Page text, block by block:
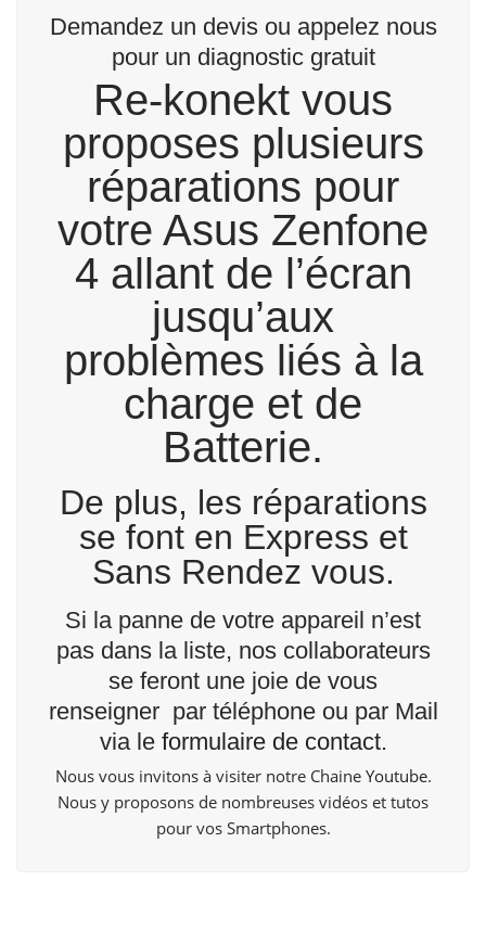
Demandez un devis ou appelez nous
pour un diagnostic gratuit
Re-konekt vous
proposes plusieurs
réparations pour
votre Asus Zenfone
4 allant de l’écran
jusqu’aux
problèmes liés à la
charge et de
Batterie.
De plus, les réparations
se font en Express et
Sans Rendez vous.
Si la panne de votre appareil n’est
pas dans la liste, nos collaborateurs
se feront une joie de vous
renseigner par téléphone ou par Mail
via le formulaire de contact.
Nous vous invitons à visiter notre Chaine Youtube.
Nous y proposons de nombreuses vidéos et tutos
pour vos Smartphones.